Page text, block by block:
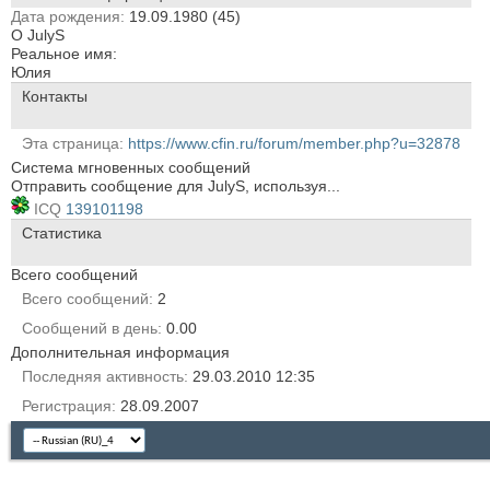
Дата рождения
19.09.1980 (45)
О JulyS
Реальное имя:
Юлия
Контакты
Эта страница
https://www.cfin.ru/forum/member.php?u=32878
Система мгновенных сообщений
Отправить сообщение для JulyS, используя...
ICQ 139101198
Статистика
Всего сообщений
Всего сообщений
2
Сообщений в день 0.00
Дополнительная информация
Последняя активность 29.03.2010 12:35
Регистрация
28.09.2007